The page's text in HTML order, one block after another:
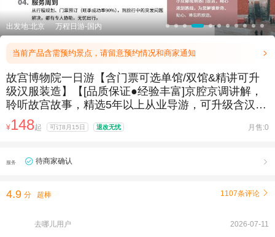
出发地:北京 万程日游-国内
当前产品含需预约景点，请留意预约情况和商家通知 
故宫博物院一日游【含门票可选单馆/双馆&精讲可升
级汉服装造】【[品质保证●经验丰富]京腔京调讲解，
聆听故宫故事，精选5年以上从业导游，可升级含汉服
装造】
¥148起 可订8月15日 退改无忧 月售:0
服务 待商家确认 
4.9 分 超棒 1107条评论 
去哪儿用户 2026-07-11